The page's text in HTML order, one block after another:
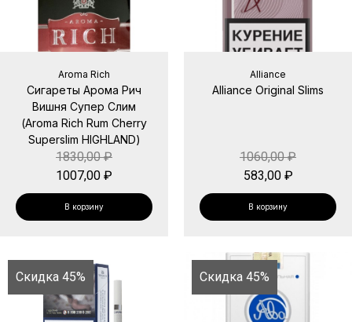
Aroma Rich
Сигареты Арома Рич
Вишня Супер Слим
(Aroma Rich Rum Cherry
Superslim HIGHLAND)
1830,00₽
1007,00 ₽
В корзину
Alliance
Alliance Original Slims
1060,00₽
583,00 ₽
В корзину
Скидка 45% Скидка 45%